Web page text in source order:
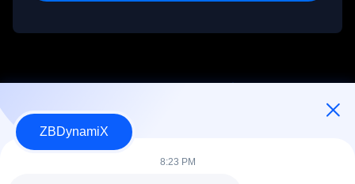
Разработчик и производитель аккумуляторных батарей и
приводов для человекоподобных роботов.
ZBDynamiX
8:23 PM